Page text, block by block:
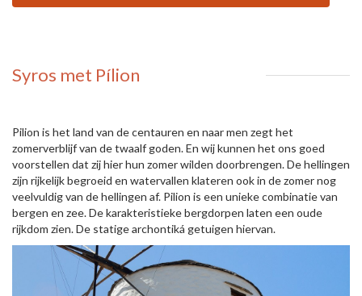
Syros met Pílion
Pilion is het land van de centauren en naar men zegt het
zomerverblijf van de twaalf goden. En wij kunnen het ons goed
voorstellen dat zij hier hun zomer wilden doorbrengen. De hellingen
zijn rijkelijk begroeid en watervallen klateren ook in de zomer nog
veelvuldig van de hellingen af. Pilion is een unieke combinatie van
bergen en zee. De karakteristieke bergdorpen laten een oude
rijkdom zien. De statige archontiká getuigen hiervan.